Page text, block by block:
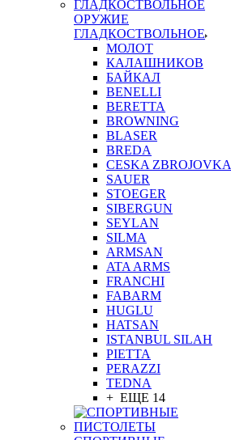
ОРУЖИЕ
ГЛАДКОСТВОЛЬНОЕ
МОЛОТ
КАЛАШНИКОВ
БАЙКАЛ
BENELLI
BERETTA
BROWNING
BLASER
BREDA
CESKA ZBROJOVKA
SAUER
STOEGER
SIBERGUN
SEYLAN
SILMA
ARMSAN
ATA ARMS
FRANCHI
FABARM
HUGLU
HATSAN
ISTANBUL SILAH
PIETTA
PERAZZI
TEDNA
+ ЕЩЕ 14